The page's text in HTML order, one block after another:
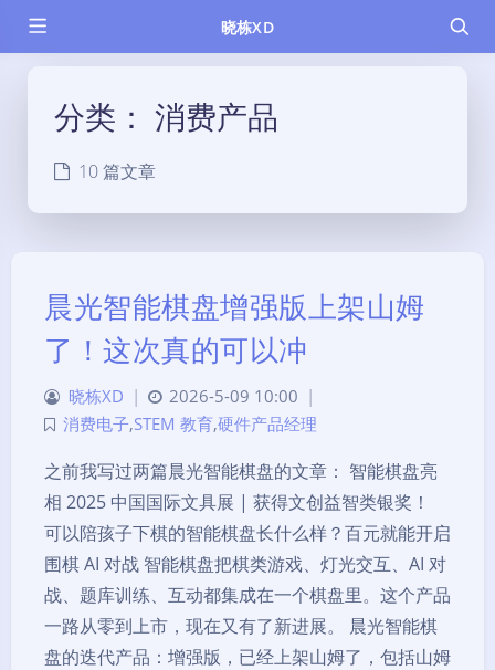
晓栋XD
分类： 消费产品
10 篇文章
晨光智能棋盘增强版上架山姆
了！这次真的可以冲
晓栋XD | 2026-5-09 10:00 |
消费电子,STEM 教育,硬件产品经理
之前我写过两篇晨光智能棋盘的文章： 智能棋盘亮
相 2025 中国国际文具展 | 获得文创益智类银奖！
可以陪孩子下棋的智能棋盘长什么样？百元就能开启
围棋 AI 对战 智能棋盘把棋类游戏、灯光交互、AI 对
战、题库训练、互动都集成在一个棋盘里。这个产品
一路从零到上市，现在又有了新进展。 晨光智能棋
盘的迭代产品：增强版，已经上架山姆了，包括山姆